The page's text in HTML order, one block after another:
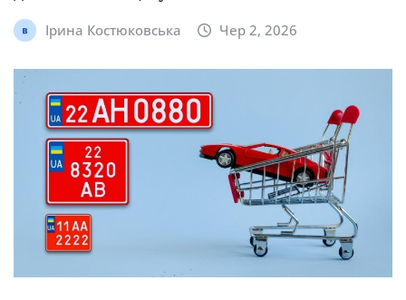
Ірина Костюковська Чер 2, 2026